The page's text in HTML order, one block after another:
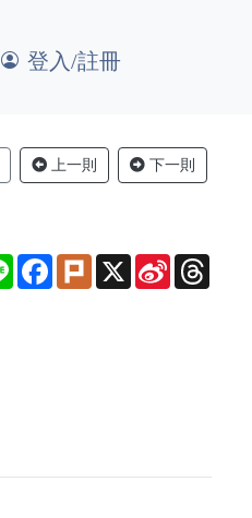
登入/註冊
上一則 下一則
Line Facebook
Plurk X
Sina
Weibo